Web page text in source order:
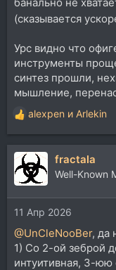
(сказывается
Урс видно что
инструменты
синтез прошли,
мышление,
Р
е
а
к
ц
и
и
:
alexpen и Arlekin
fractala
Well-Known
11 Апр 2026
@UnCleNooBer, да
1) Со 2-ой зеброй
интуитивная, 3-юю